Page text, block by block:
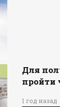
Для
пройти
1 год назад